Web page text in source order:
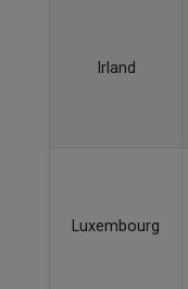
Irland
Luxembourg